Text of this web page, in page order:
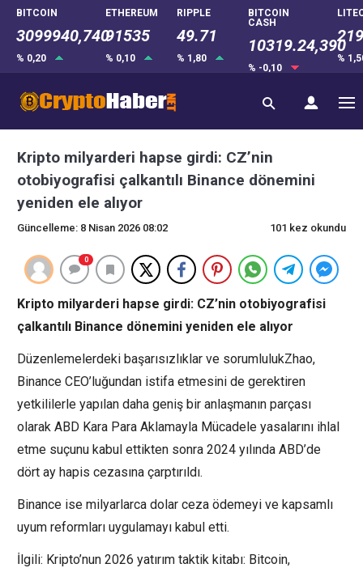
BITCOIN
3099940,740
% 0,20
ETHEREUM
91535
% 0,10
RIPPLE
49.71
% 1,80
BITCOIN
CASH
10319.24,390
% -0,10
%
Kripto milyarderi hapse girdi: CZ’nin
otobiyografisi çalkantılı Binance dönemini
yeniden ele alıyor
Güncelleme: 8 Nisan 2026 08:02 101 kez okundu
0
Kripto milyarderi hapse girdi: CZ’nin otobiyografisi
çalkantılı Binance dönemini yeniden ele alıyor
Düzenlemelerdeki başarısızlıklar ve sorumlulukZhao,
Binance CEO’luğundan istifa etmesini de gerektiren
yetkililerle yapılan daha geniş bir anlaşmanın parçası
olarak ABD Kara Para Aklamayla Mücadele yasalarını ihlal
etme suçunu kabul ettikten sonra 2024 yılında ABD’de
dört ay hapis cezasına çarptırıldı.
Binance ise milyarlarca dolar ceza ödemeyi ve kapsamlı
uyum reformları uygulamayı kabul etti.
İlgili: Kripto’nun 2026 yatırım taktik kitabı: Bitcoin,